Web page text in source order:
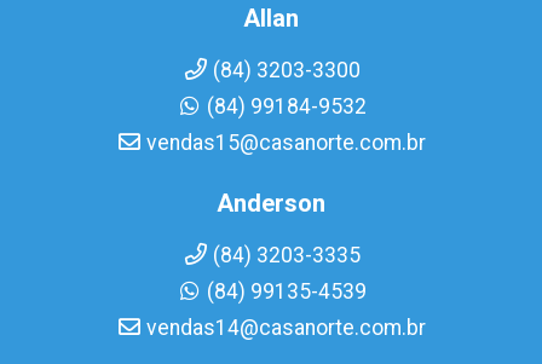
Allan
(84) 3203-3300
(84) 99184-9532
vendas15@casanorte.com.br
Anderson
(84) 3203-3335
(84) 99135-4539
vendas14@casanorte.com.br